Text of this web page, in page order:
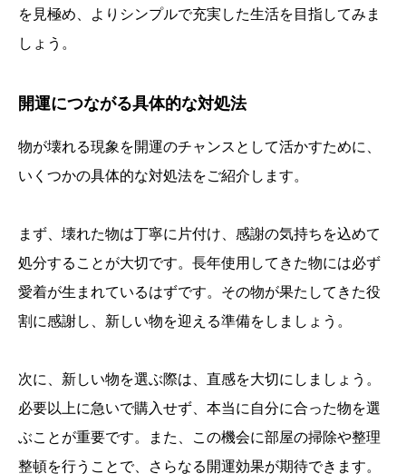
を見極め、よりシンプルで充実した生活を目指してみま
しょう。
開運につながる具体的な対処法
物が壊れる現象を開運のチャンスとして活かすために、
いくつかの具体的な対処法をご紹介します。
まず、壊れた物は丁寧に片付け、感謝の気持ちを込めて
処分することが大切です。長年使用してきた物には必ず
愛着が生まれているはずです。その物が果たしてきた役
割に感謝し、新しい物を迎える準備をしましょう。
次に、新しい物を選ぶ際は、直感を大切にしましょう。
必要以上に急いで購入せず、本当に自分に合った物を選
ぶことが重要です。また、この機会に部屋の掃除や整理
整頓を行うことで、さらなる開運効果が期待できます。